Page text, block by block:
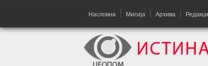
Насловна Мисија Архива